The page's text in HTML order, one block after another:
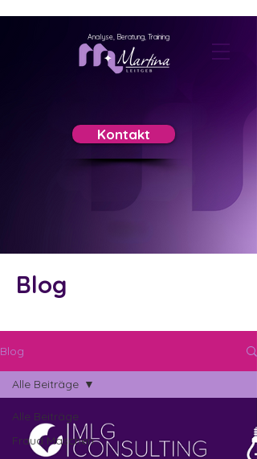
Analyse, Beratung, Training
Kontakt
Blog
Blog
Alle Beiträge
Fraud Maschen
Alle Beiträge